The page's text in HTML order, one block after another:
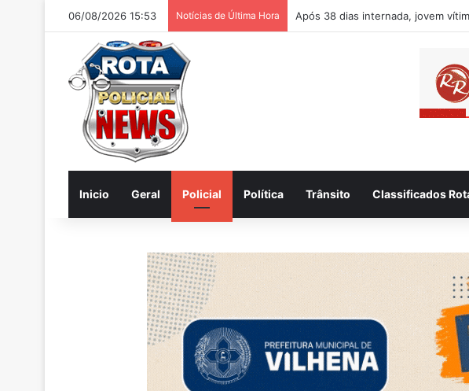
06/08/2026 15:53 Notícias de Última Hora Homem é acusado de desacatar
Inicio Geral Policial Política Trânsito Classificados